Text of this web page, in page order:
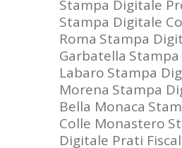
Stampa Digitale
Stampa Digitale
Roma Stampa
Garbatella
Labaro Stampa
Morena Stampa
Bella Monaca
Colle Monastero
Digitale Prati